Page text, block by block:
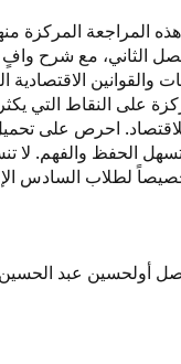
دقيقة للمنحنيات
هذه المراجعة مركزة
احرص على
شرحاً وافياً للنظريات الاقتصادية
لطلاب السادس
أولحسين عبد الحسين